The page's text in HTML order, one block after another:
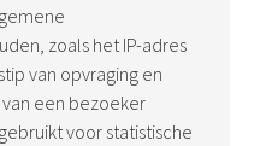
zoals het IP-adres
van opvraging en
een bezoeker
voor statistische